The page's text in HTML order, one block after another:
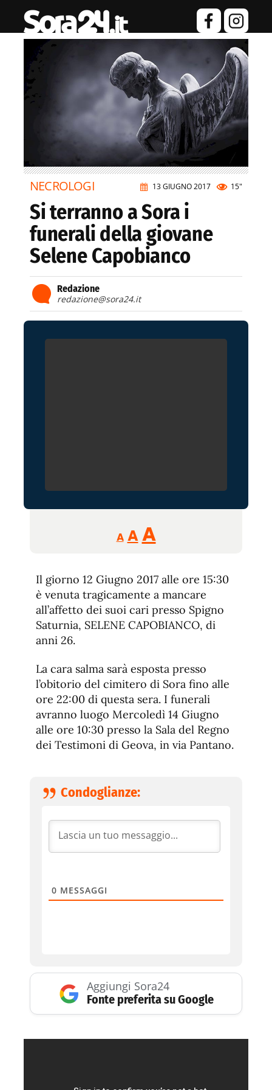
13 GIUGNO 2017 15"
NECROLOGI
Si terranno a Sora i
funerali della giovane
Selene Capobianco
Redazione
redazione@sora24.it
A
Reducir
tamaño
A Restablecer
de
fuente
AAumentar
de
fuente.
Il giorno 12 Giugno 2017 alle ore 15:30
è venuta tragicamente a mancare
all’affetto dei suoi cari presso Spigno
Saturnia, SELENE CAPOBIANCO, di
anni 26.
La cara salma sarà esposta presso
l’obitorio del cimitero di Sora fino alle
ore 22:00 di questa sera. I funerali
avranno luogo Mercoledì 14 Giugno
alle ore 10:30 presso la Sala del Regno
dei Testimoni di Geova, in via Pantano.
Condoglianze:
0 MESSAGGI
Aggiungi Sora24
Fonte preferita su Google